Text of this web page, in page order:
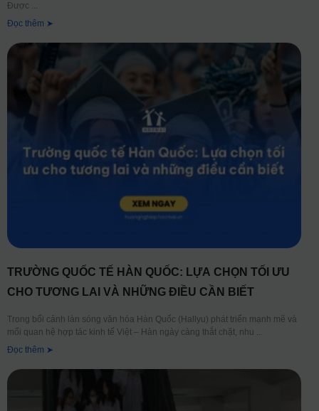
Được
Đọc thêm ➤
TRƯỜNG QUỐC TẾ HÀN QUỐC: LỰA CHỌN TỐI ƯU
CHO TƯƠNG LAI VÀ NHỮNG ĐIỀU CẦN BIẾT
Trong bối cảnh làn sóng văn hóa Hàn Quốc (Hallyu) phát triển mạnh mẽ và
mối quan hệ hợp tác kinh tế Việt – Hàn ngày càng thắt chặt, nhu
Đọc thêm ➤